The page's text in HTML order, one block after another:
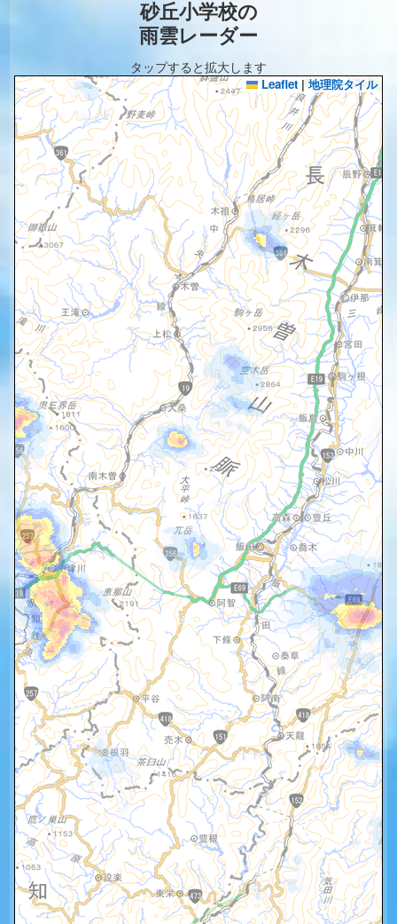
砂丘小学校の
雨雲レーダー
タップすると拡大します
Leaflet | 地理院タイル